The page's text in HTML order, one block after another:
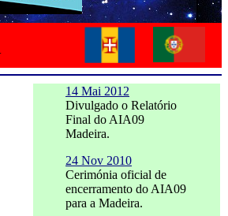
14 Mai 2012
Divulgado o Relatório
Final do AIA09
Madeira.
24 Nov 2010
Cerimónia oficial de
encerramento do AIA09
para a Madeira.